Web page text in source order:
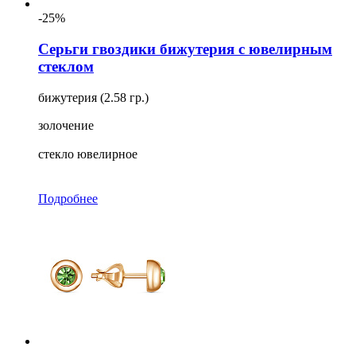
-25%
Серьги гвоздики бижутерия с ювелирным
стеклом
бижутерия (2.58 гр.)
золочение
стекло ювелирное
Подробнее